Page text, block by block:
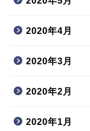
2020年4月
2020年3月
2020年2月
2020年1月